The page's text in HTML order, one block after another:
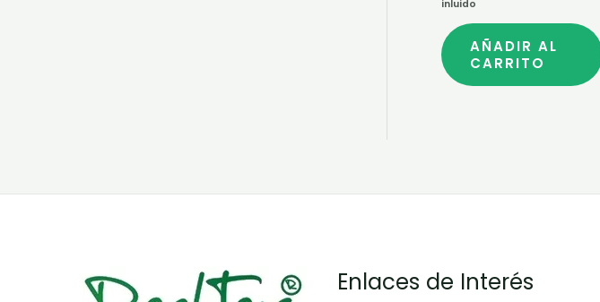
inluido
AÑADIR AL
CARRITO
Enlaces de Interés